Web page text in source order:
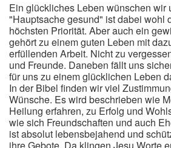
Ein glückliches Leben wünschen wir
"Hauptsache gesund" ist dabei wohl
höchsten Priorität. Aber auch ein
gehört zu einem guten Leben mit
erfüllenden Arbeit. Nicht zu
und Freunde. Daneben fällt uns
für uns zu einem glücklichen Leben
In der Bibel finden wir viel
Wünsche. Es wird beschrieben wie
Heilung erfahren, zu Erfolg und
wie sich Freundschaften und auch
ist absolut lebensbejahend und